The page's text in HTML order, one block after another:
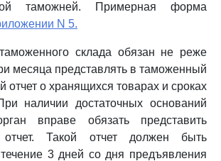
таможней. Примерная форма
N 5.
склада обязан не реже
месяца представлять в таможенный
отчет о хранящихся товарах и сроках
наличии достаточных оснований
вправе обязать представить
отчет. Такой отчет должен быть
3 дней со дня предъявления